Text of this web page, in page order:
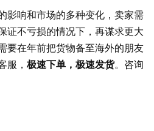
影响和市场的多种变化，卖家需
证不亏损的情况下，再谋求更大
要在年前把货物备至海外的朋友
服， 极速下单，极速发货。咨询